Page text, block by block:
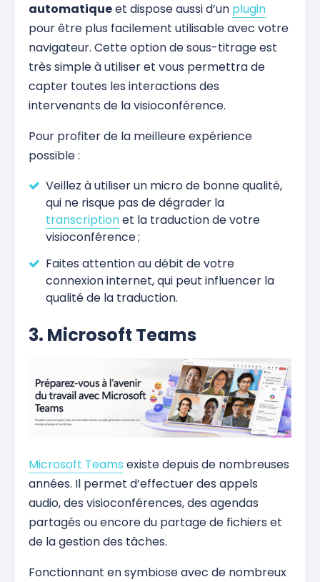
automatiqueet dispose aussi d’un plugin
pour être plus facilement utilisable avec votre
navigateur. Cette option de sous-titrage est
très simple à utiliser et vous permettra de
capter toutes les interactions des
intervenants de la visioconférence.
Pour profiter de la meilleure expérience
possible :
Veillez à utiliser un micro de bonne qualité,
qui ne risque pas de dégrader la
transcriptionet la traduction de votre
visioconférence ;
Faites attention au débit de votre
connexion internet, qui peut influencer la
qualité de la traduction.
3. Microsoft Teams
Microsoft Teams existe depuis de nombreuses
années. Il permet d’effectuer des appels
audio, des visioconférences, des agendas
partagés ou encore du partage de fichiers et
de la gestion des tâches.
Fonctionnant en symbiose avec de nombreux